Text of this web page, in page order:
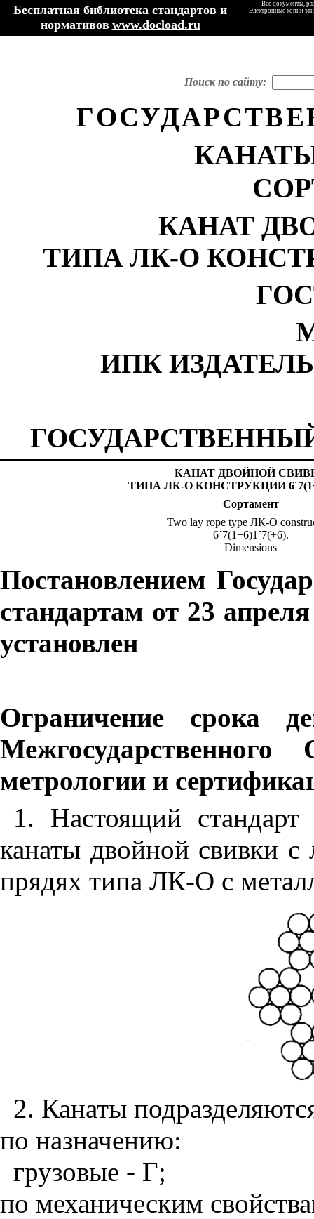
Бесплатная библиотека стандартов и
нормативов www.docload.ru
Все документы,
Электронные копии
Поиск по сайту:
КАНАТ
ТИПА ЛК-О
ИПК
КАНАТ ДВОЙНОЙ
ТИПА ЛК-О КОНСТРУКЦИИ 6´
Сортамент
Two lay rope type ЛК-О
6´7(1+6)1 ´7(+6).
Dimensions
Постановлением
стандартам от 23
установлен
Ограничение срока
метрологии и
1. Настоящий стандарт
канаты двойной свивки
прядях типа ЛК-О с
2. Канаты
по назначению:
грузовые - Г;
по механическим